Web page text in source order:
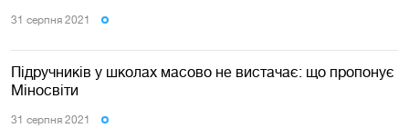
31 серпня 2021
Підручників у школах масово не вистачає: що пропонує
Міносвіти
31 серпня 2021